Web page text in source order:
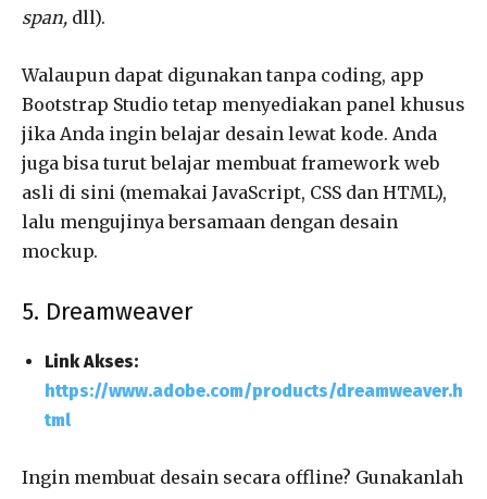
span, dll).
Walaupun dapat digunakan tanpa coding, app
Bootstrap Studio tetap menyediakan panel khusus
jika Anda ingin belajar desain lewat kode. Anda
juga bisa turut belajar membuat framework web
asli di sini (memakai JavaScript, CSS dan HTML),
lalu mengujinya bersamaan dengan desain
mockup.
5. Dreamweaver
Link Akses:
https://www.adobe.com/products/dreamweaver.h
tml
Ingin membuat desain secara offline? Gunakanlah